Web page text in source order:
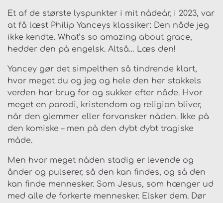
Et af de største lyspunkter i mit nådeår, i 2023, var
at få læst Philip Yanceys klassiker: Den nåde jeg
ikke kendte. What’s so amazing about grace,
hedder den på engelsk. Altså… Læs den!
Yancey gør det simpelthen så tindrende klart,
hvor meget du og jeg og hele den her stakkels
verden har brug for og sukker efter nåde. Hvor
meget en parodi, kristendom og religion bliver,
når den glemmer eller forvansker nåden. Ikke på
den komiske – men på den dybt dybt tragiske
måde.
Men hvor meget nåden stadig er levende og
ånder og pulserer, så den kan findes, og så den
kan finde mennesker. Som Jesus, som hænger ud
med alle de forkerte mennesker. Elsker dem. Dør